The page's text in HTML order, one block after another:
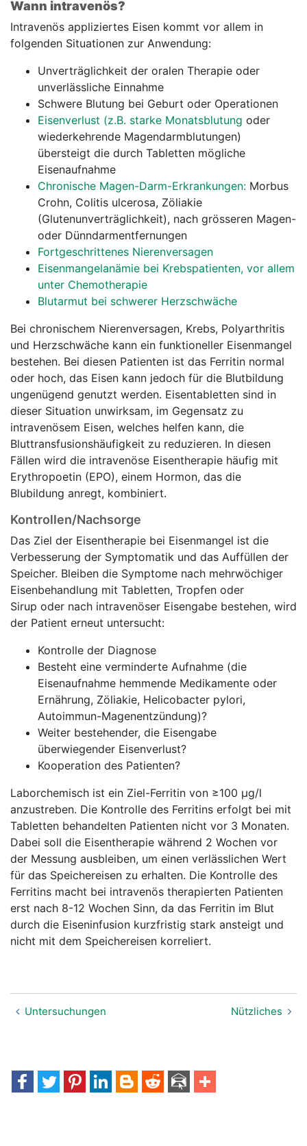
Wann intravenös?
Intravenös appliziertes Eisen kommt vor allem in
folgenden Situationen zur Anwendung:
Unverträglichkeit der oralen Therapie oder
unverlässliche Einnahme
Schwere Blutung bei Geburt oder Operationen
Eisenverlust (z.B. starke Monatsblutung oder
wiederkehrende Magendarmblutungen)
übersteigt die durch Tabletten mögliche
Eisenaufnahme
Chronische Magen-Darm-Erkrankungen: Morbus
Crohn, Colitis ulcerosa, Zöliakie
(Glutenunverträglichkeit), nach grösseren Magen-
oder Dünndarmentfernungen
Fortgeschrittenes Nierenversagen
Eisenmangelanämie bei Krebspatienten, vor allem
unter Chemotherapie
Blutarmut bei schwerer Herzschwäche
Bei chronischem Nierenversagen, Krebs, Polyarthritis
und Herzschwäche kann ein funktioneller Eisenmangel
bestehen. Bei diesen Patienten ist das Ferritin normal
oder hoch, das Eisen kann jedoch für die Blutbildung
ungenügend genutzt werden. Eisentabletten sind in
dieser Situation unwirksam, im Gegensatz zu
intravenösem Eisen, welches helfen kann, die
Bluttransfusionshäufigkeit zu reduzieren. In diesen
Fällen wird die intravenöse Eisentherapie häufig mit
Erythropoetin (EPO), einem Hormon, das die
Blubildung anregt, kombiniert.
Kontrollen/Nachsorge
Das Ziel der Eisentherapie bei Eisenmangel ist die
Verbesserung der Symptomatik und das Auffüllen der
Speicher. Bleiben die Symptome nach mehrwöchiger
Eisenbehandlung mit Tabletten, Tropfen oder
Sirup oder nach intravenöser Eisengabe bestehen, wird
der Patient erneut untersucht:
Kontrolle der Diagnose
Besteht eine verminderte Aufnahme (die
Eisenaufnahme hemmende Medikamente oder
Ernährung, Zöliakie, Helicobacter pylori,
Autoimmun-Magenentzündung)?
Weiter bestehender, die Eisengabe
überwiegender Eisenverlust?
Kooperation des Patienten?
Laborchemisch ist ein Ziel-Ferritin von ≥100 µg/l
anzustreben. Die Kontrolle des Ferritins erfolgt bei mit
Tabletten behandelten Patienten nicht vor 3 Monaten.
Dabei soll die Eisentherapie während 2 Wochen vor
der Messung ausbleiben, um einen verlässlichen Wert
für das Speichereisen zu erhalten. Die Kontrolle des
Ferritins macht bei intravenös therapierten Patienten
erst nach 8-12 Wochen Sinn, da das Ferritin im Blut
durch die Eiseninfusion kurzfristig stark ansteigt und
nicht mit dem Speichereisen korreliert.
Untersuchungen Nützliches